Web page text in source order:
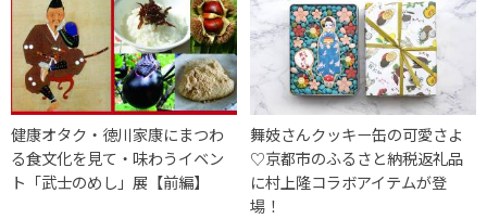
健康オタク・徳川家康にまつわ
る食文化を見て・味わうイベン
ト「武士のめし」展【前編】
舞妓さんクッキー缶の可愛さよ
♡京都市のふるさと納税返礼品
に村上隆コラボアイテムが登
場！